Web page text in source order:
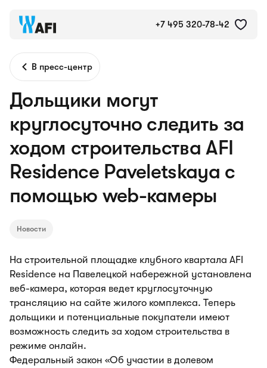
+7 495 320-78-42
В пресс-центр
Дольщики могут
круглосуточно следить за
ходом строительства AFI
Residence Paveletskaya с
помощью web-камеры
Новости
На строительной площадке клубного квартала AFI
Residence на Павелецкой набережной установлена
веб-камера, которая ведет круглосуточную
трансляцию на сайте жилого комплекса. Теперь
дольщики и потенциальные покупатели имеют
возможность следить за ходом строительства в
режиме онлайн.
Федеральный закон «Об участии в долевом